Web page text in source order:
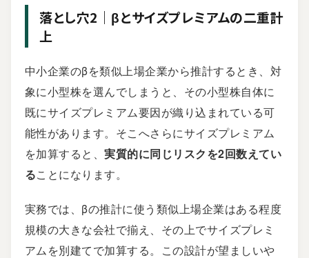
落とし穴2｜βとサイズプレミアムの二重計
上
中小企業のβを類似上場企業から推計するとき、対
象に小型株を選んでしまうと、その小型株自体に
既にサイズプレミアム要因が織り込まれている可
能性があります。そこへさらにサイズプレミアム
を加算すると、実質的に同じリスクを2回数えてい
ることになります。
実務では、βの推計に使う類似上場企業はある程度
規模の大きな会社で揃え、その上でサイズプレミ
アムを別建てで加算する。この設計が望ましいや